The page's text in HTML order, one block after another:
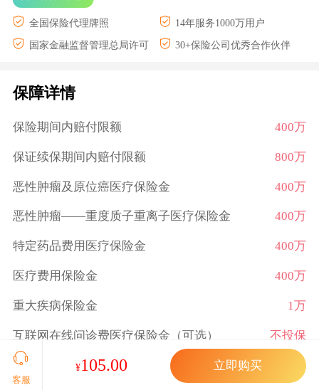
全国保险代理牌照
14年服务1000万用户
国家金融监督管理总局许可
30+保险公司优秀合作伙伴
保障详情
保险期间内赔付限额 400万
保证续保期间内赔付限额 800万
恶性肿瘤及原位癌医疗保险金 400万
恶性肿瘤——重度质子重离子医疗保险金 400万
特定药品费用医疗保险金 400万
医疗费用保险金 400万
重大疾病保险金 1万
互联网在线问诊费医疗保险金（可选） 不投保
互联网药品费用医疗保险金（可选） 不投保
客服
¥105.00 立即购买